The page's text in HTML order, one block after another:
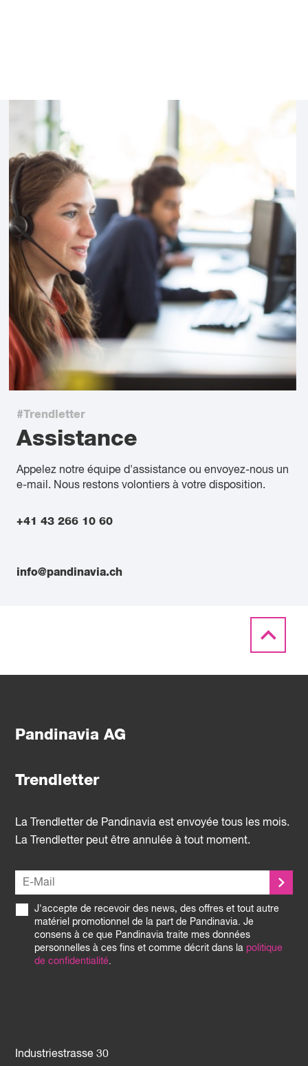
#Trendletter
Assistance
Appelez notre équipe d'assistance ou envoyez-nous un
e-mail. Nous restons volontiers à votre disposition.
+41 43 266 10 60
info@pandinavia.ch
Pandinavia AG
Trendletter
Industriestrasse 30
La Trendletter de Pandinavia est envoyée tous les mois.
La Trendletter peut être annulée à tout moment.
J'accepte de recevoir des news, des offres et tout autre
matériel promotionnel de la part de Pandinavia. Je
consens à ce que Pandinavia traite mes données
personnelles à ces fins et comme décrit dans la politique
de confidentialité.